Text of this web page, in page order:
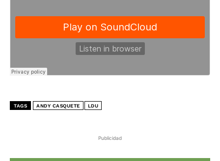
Publicidad
TAGS ANDY CASQUETE LDU